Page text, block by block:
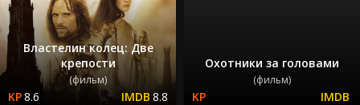
Властелин колец: Две
крепости
(фильм)
8.6 8.8
Охотники за головами
(фильм)